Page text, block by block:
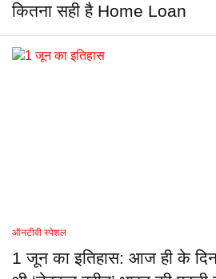
कितना सही है Home Loan
ऑनटीवी स्पेशल
1 जून का इतिहास: आज ही के